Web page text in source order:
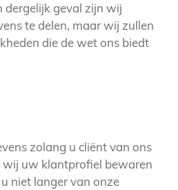
dergelijk geval zijn wij
te delen, maar wij zullen
die de wet ons biedt
zolang u cliënt van ons
uw klantprofiel bewaren
niet langer van onze